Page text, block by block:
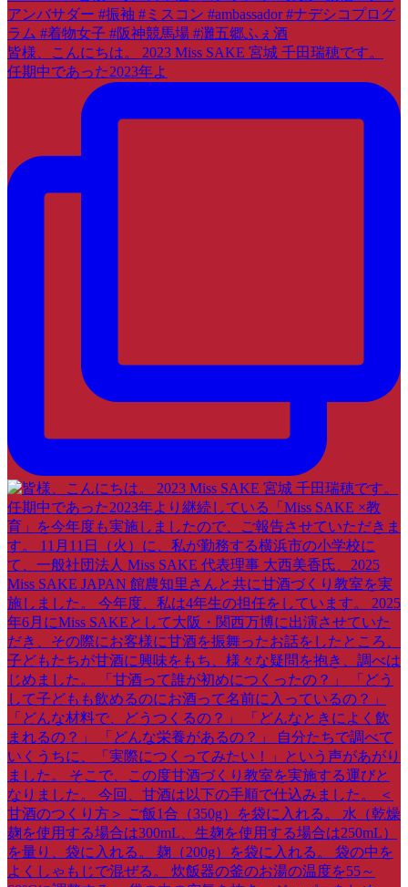
皆様、こんにちは。 2023 Miss SAKE 宮城 千田瑞穂です。
任期中であった2023年よ